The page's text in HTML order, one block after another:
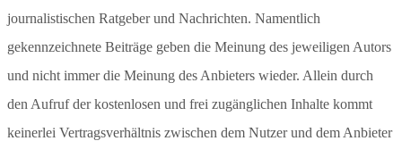
journalistischen Ratgeber und Nachrichten. Namentlich
gekennzeichnete Beiträge geben die Meinung des jeweiligen Autors
und nicht immer die Meinung des Anbieters wieder. Allein durch
den Aufruf der kostenlosen und frei zugänglichen Inhalte kommt
keinerlei Vertragsverhältnis zwischen dem Nutzer und dem Anbieter